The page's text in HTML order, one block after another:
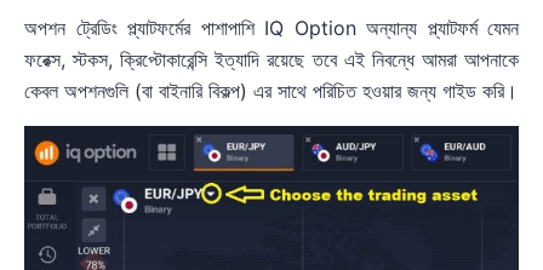
অপশন ট্রেডিং প্ল্যাটফর্মের পাশাপাশি IQ Option অন্যান্য প্ল্যাটফর্ম যেমন
ফরেক্স, স্টকস, ক্রিপ্টোকারেন্সি ইত্যাদি রয়েছে তবে এই নিবন্ধে আমরা আপনাকে
কেবল অপশনগুলি (বা বাইনারি বিকল্প) এর সাথে পরিচিত হওয়ার জন্য গাইড করি।